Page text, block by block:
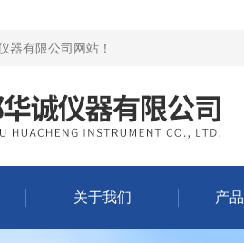
器有限公司网站 ！
关于我们 产